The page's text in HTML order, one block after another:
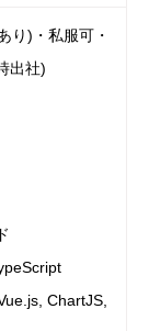
り)・私服可・
出社)
ChartJS,